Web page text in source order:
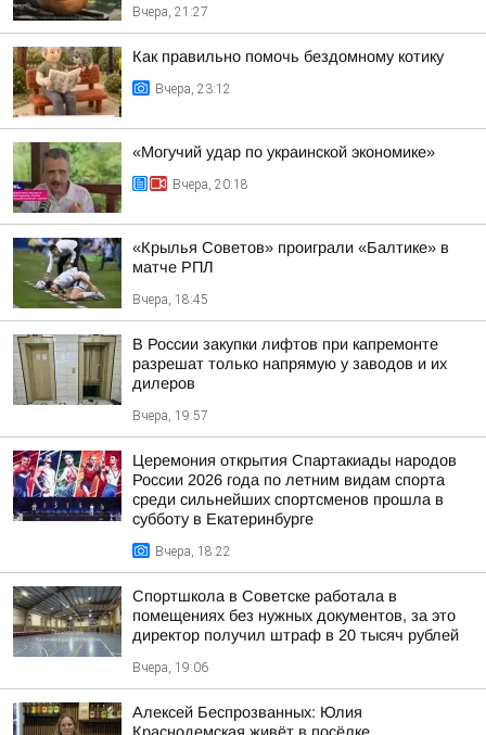
Вчера, 21:27
Как правильно помочь бездомному котику
Вчера, 23:12
«Могучий удар по украинской экономике»
Вчера, 20:18
«Крылья Советов» проиграли «Балтике» в
матче РПЛ
Вчера, 18:45
В России закупки лифтов при капремонте
разрешат только напрямую у заводов и их
дилеров
Вчера, 19:57
Церемония открытия Спартакиады народов
России 2026 года по летним видам спорта
среди сильнейших спортсменов прошла в
субботу в Екатеринбурге
Вчера, 18:22
Спортшкола в Советске работала в
помещениях без нужных документов, за это
директор получил штраф в 20 тысяч рублей
Вчера, 19:06
Алексей Беспрозванных: Юлия